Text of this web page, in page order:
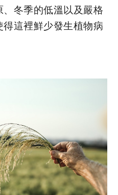
冬季的低溫以及嚴格
這裡鮮少發生植物病